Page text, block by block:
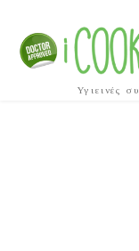
Υγιεινές